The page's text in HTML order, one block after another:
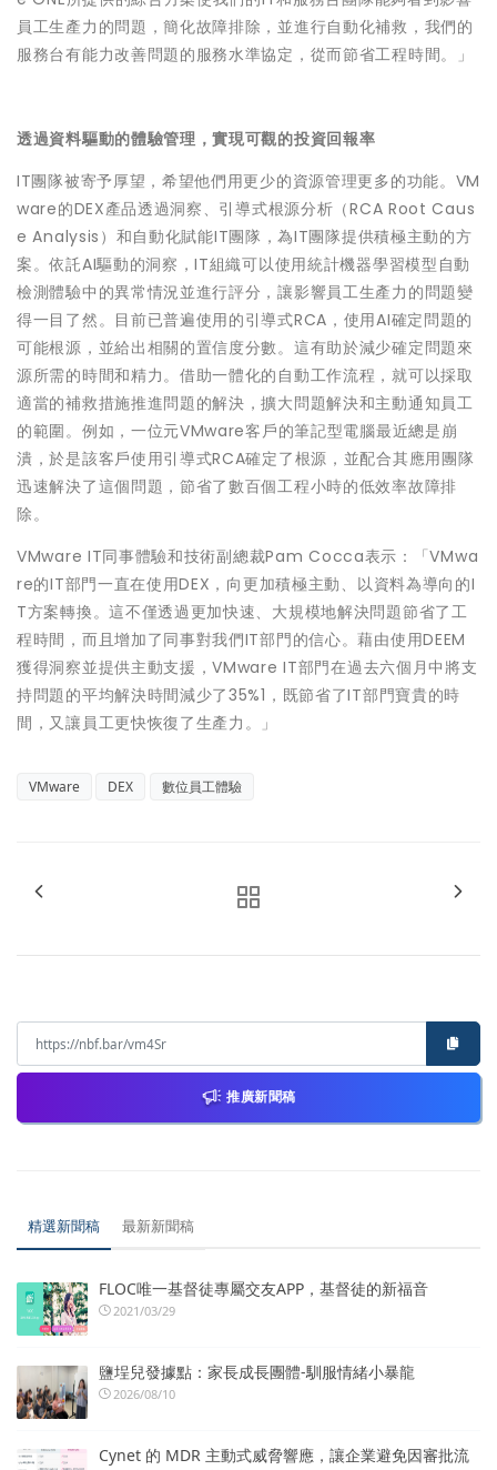
員工生產力的問題，簡化故障排除，並進行自動化補救，我們的
服務台有能力改善問題的服務水準協定，從而節省工程時間。」
透過資料驅動的體驗管理，實現可觀的投資回報率
IT團隊被寄予厚望，希望他們用更少的資源管理更多的功能。VM
ware的DEX產品透過洞察、引導式根源分析（RCA Root Caus
e Analysis）和自動化賦能IT團隊，為IT團隊提供積極主動的方
案。依託AI驅動的洞察，IT組織可以使用統計機器學習模型自動
檢測體驗中的異常情況並進行評分，讓影響員工生產力的問題變
得一目了然。目前已普遍使用的引導式RCA，使用AI確定問題的
可能根源，並給出相關的置信度分數。這有助於減少確定問題來
源所需的時間和精力。借助一體化的自動工作流程，就可以採取
適當的補救措施推進問題的解決，擴大問題解決和主動通知員工
的範圍。例如，一位元VMware客戶的筆記型電腦最近總是崩
潰，於是該客戶使用引導式RCA確定了根源，並配合其應用團隊
迅速解決了這個問題，節省了數百個工程小時的低效率故障排
除。
VMware IT同事體驗和技術副總裁Pam Cocca表示：「VMwa
re的IT部門一直在使用DEX，向更加積極主動、以資料為導向的I
T方案轉換。這不僅透過更加快速、大規模地解決問題節省了工
程時間，而且增加了同事對我們IT部門的信心。藉由使用DEEM
獲得洞察並提供主動支援，VMware IT部門在過去六個月中將支
持問題的平均解決時間減少了35%1，既節省了IT部門寶貴的時
間，又讓員工更快恢復了生產力。」
VMware DEX 數位員工體驗
推廣新聞稿
精選新聞稿 最新新聞稿
FLOC唯一基督徒專屬交友APP，基督徒的新福音
2021/03/29
鹽埕兒發據點：家長成長團體-馴服情緒小暴龍
2026/08/10
Cynet 的 MDR 主動式威脅響應，讓企業避免因審批流